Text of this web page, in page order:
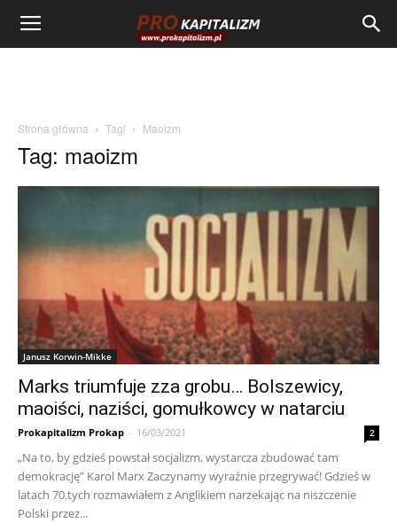
Strona główna Tagi Maoizm
Tag: maoizm
Janusz Korwin-Mikke
Marks triumfuje zza grobu… Bolszewicy,
maoiści, naziści, gomułkowcy w natarciu
Prokapitalizm Prokap - 16/03/2021 2
„Na to, by gdzieś powstał socjalizm, wystarcza zbudować tam
demokrację” Karol Marx Zaczynamy wyraźnie przegrywać! Gdzieś w
latach 70.tych rozmawiałem z Anglikiem narzekając na niszczenie
Polski przez...